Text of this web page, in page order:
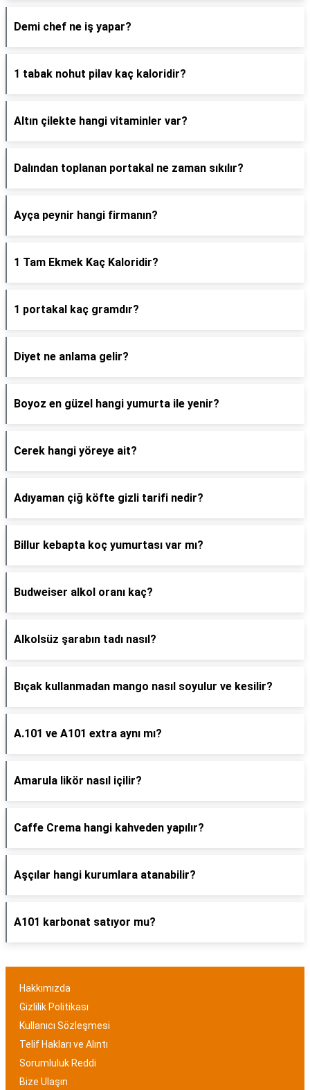
Demi chef ne iş yapar?
1 tabak nohut pilav kaç kaloridir?
Altın çilekte hangi vitaminler var?
Dalından toplanan portakal ne zaman sıkılır?
Ayça peynir hangi firmanın?
1 Tam Ekmek Kaç Kaloridir?
1 portakal kaç gramdır?
Diyet ne anlama gelir?
Boyoz en güzel hangi yumurta ile yenir?
Cerek hangi yöreye ait?
Adıyaman çiğ köfte gizli tarifi nedir?
Billur kebapta koç yumurtası var mı?
Budweiser alkol oranı kaç?
Alkolsüz şarabın tadı nasıl?
Bıçak kullanmadan mango nasıl soyulur ve kesilir?
A.101 ve A101 extra aynı mı?
Amarula likör nasıl içilir?
Caffe Crema hangi kahveden yapılır?
Aşçılar hangi kurumlara atanabilir?
A101 karbonat satıyor mu?
Hakkımızda
Gizlilik Politikası
Kullanıcı Sözleşmesi
Telif Hakları ve Alıntı
Sorumluluk Reddi
Bize Ulaşın